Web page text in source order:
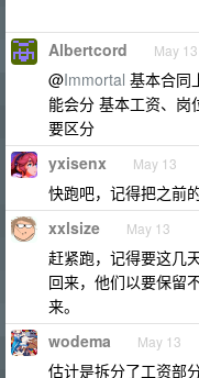
Albertcord May 13
@Immortal 基本合同
能会分 基本工资、岗
要区分
yxisenx May 13
快跑吧，记得把之前
xxlsize May 13
赶紧跑，记得要这几
回来，他们以要保留
来。
wodema May 13
估计是拆分了工资部